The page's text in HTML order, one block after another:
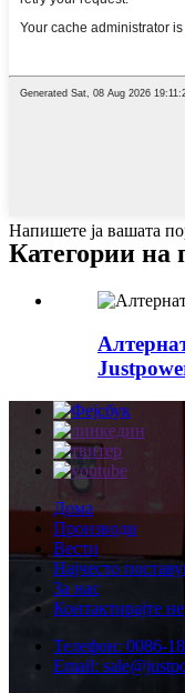
Напишете ја вашата
Категории на
Дома
Производи
Вести
Најчесто
За нас
Контактирајте не
Телефон: 0086-
Email: